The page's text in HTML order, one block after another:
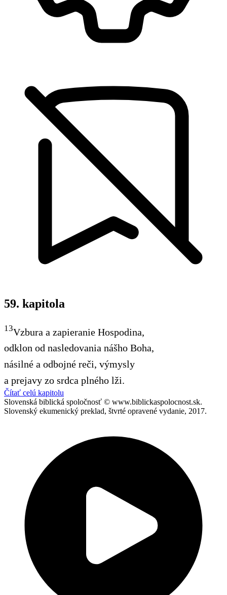
59. kapitola
13Vzbura a zapieranie Hospodina,
odklon od nasledovania nášho Boha,
násilné a odbojné reči, výmysly
a prejavy zo srdca plného lži.
Čítať celú kapitolu
Slovenská biblická spoločnosť © www.biblickaspolocnost.sk.
Slovenský ekumenický preklad, štvrté opravené vydanie, 2017.